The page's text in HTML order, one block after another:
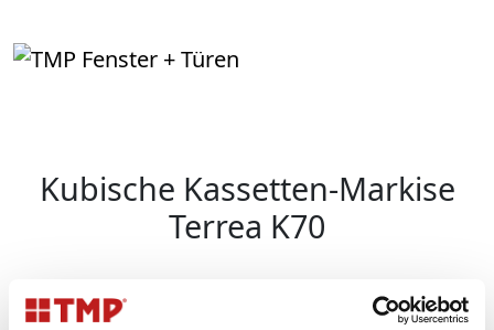
Kubische Kassetten-Markise
Terrea K70
Zurück